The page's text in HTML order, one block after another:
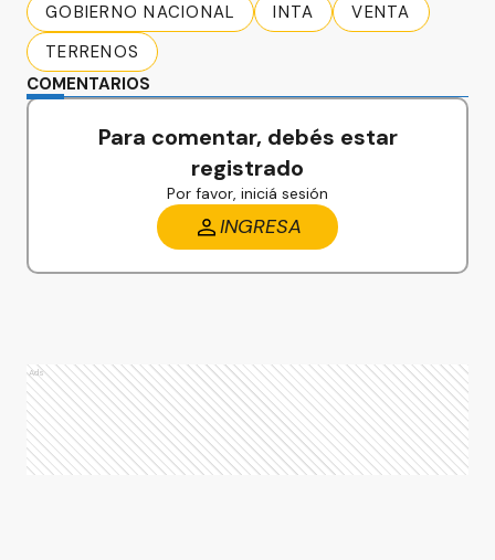
GOBIERNO NACIONAL
INTA
VENTA
TERRENOS
COMENTARIOS
Para comentar, debés estar
registrado
Por favor, iniciá sesión
INGRESA
Ads